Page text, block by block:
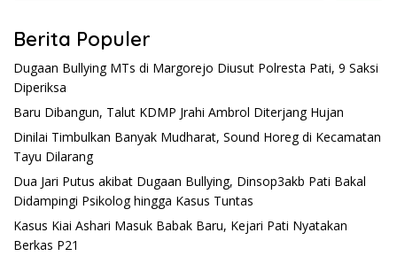
Berita Populer
Dugaan Bullying MTs di Margorejo Diusut Polresta Pati, 9 Saksi
Diperiksa
Baru Dibangun, Talut KDMP Jrahi Ambrol Diterjang Hujan
Dinilai Timbulkan Banyak Mudharat, Sound Horeg di Kecamatan
Tayu Dilarang
Dua Jari Putus akibat Dugaan Bullying, Dinsop3akb Pati Bakal
Didampingi Psikolog hingga Kasus Tuntas
Kasus Kiai Ashari Masuk Babak Baru, Kejari Pati Nyatakan
Berkas P21